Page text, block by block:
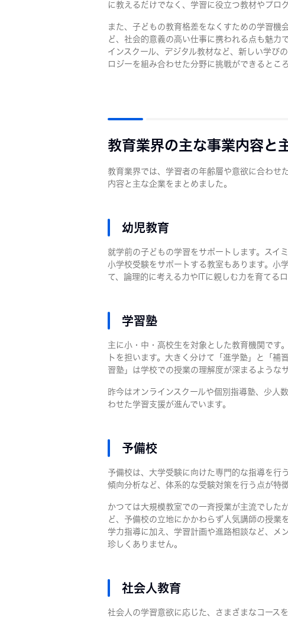
に教えるだけでなく、学習に役立つ教材やプロ
また、子どもの教育格差をなくすための学習機
ど、社会的意義の高い仕事に携われる点も魅力
インスクール、デジタル教材など、新しい学び
ロジーを組み合わせた分野に挑戦ができるとこ
教育業界の主な事業内容と
教育業界では、学習者の年齢層や意欲に合わせ
内容と主な企業をまとめました。
幼児教育
就学前の子どもの学習をサポートします。スイ
小学校受験をサポートする教室もあります。小
て、論理的に考える力やITに親しむ力を育てる
学習塾
主に小・中・高校生を対象とした教育機関です
トを担います。大きく分けて「進学塾」と「補
習塾」は学校での授業の理解度が深まるような
昨今はオンラインスクールや個別指導塾、少人
わせた学習支援が進んでいます。
予備校
予備校は、大学受験に向けた専門的な指導を行
傾向分析など、体系的な受験対策を行う点が特
かつては大規模教室での一斉授業が主流でした
ど、予備校の立地にかかわらず人気講師の授業
学力指導に加え、学習計画や進路相談など、メ
珍しくありません。
社会人教育
社会人の学習意欲に応じた、さまざまなコース